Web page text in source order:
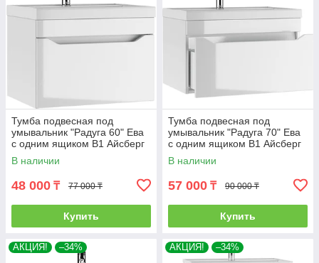
Тумба подвесная под
умывальник "Радуга 60" Ева
с одним ящиком В1 Айсберг
В наличии
48 000 ₸ 77 000 ₸
Купить
Тумба подвесная под
умывальник "Радуга 70" Ева
с одним ящиком В1 Айсберг
В наличии
57 000 ₸ 90 000 ₸
Купить
АКЦИЯ! –34% АКЦИЯ! –34%